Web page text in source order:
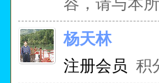
杨天林
注册会员 积